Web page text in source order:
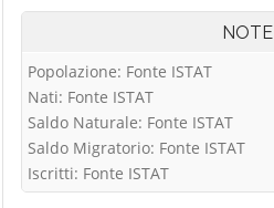
NOTE
Popolazione: Fonte ISTAT
Nati: Fonte ISTAT
Saldo Naturale: Fonte ISTAT
Saldo Migratorio: Fonte ISTAT
Iscritti: Fonte ISTAT